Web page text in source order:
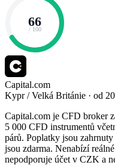
66
/ 100
Capital.com
Kypr / Velká Británie · od
Capital.com je CFD broker
5 000 CFD instrumentů
párů. Poplatky jsou
jsou zdarma. Nenabízí
nepodporuje účet v CZK a